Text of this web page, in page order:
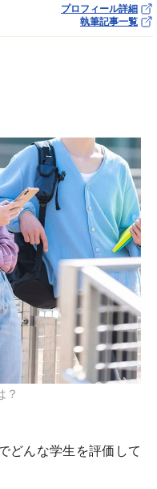
プロフィール詳細
執筆記事一覧
？
どんな学生を評価して